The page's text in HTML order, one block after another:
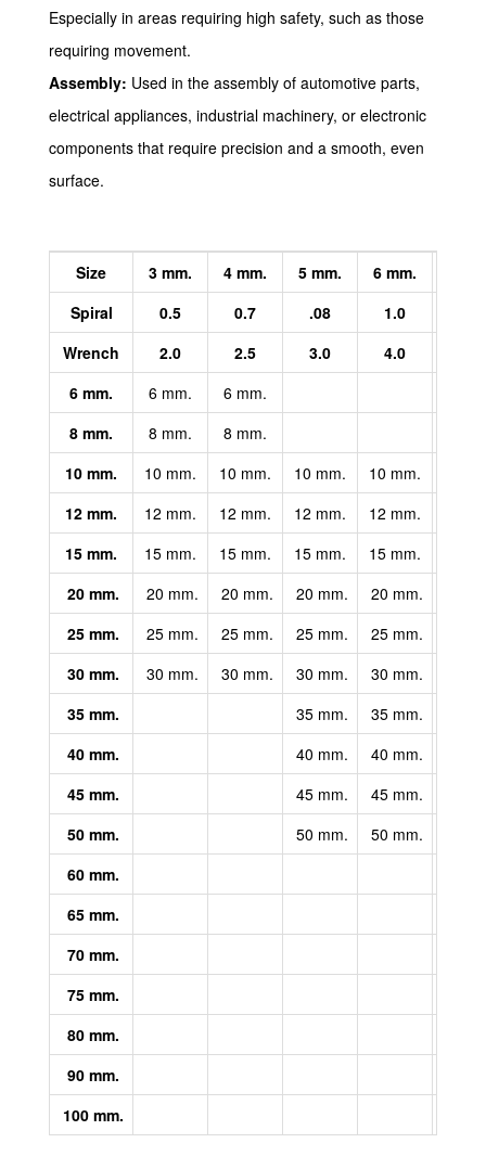
Especially in areas requiring high safety, such as those
requiring movement.
Assembly: Used in the assembly of automotive parts,
electrical appliances, industrial machinery, or electronic
components that require precision and a smooth, even
surface.
Size 3 mm. 4 mm. 5 mm. 6 mm.
Spiral
0.5 0.7 .08 1.0
Wrench
2.0 2.5 3.0 4.0
6 mm.
6 mm.
6 mm.
8 mm.
8 mm.
8 mm.
10 mm.
10 mm. 10 mm. 10 mm.
10 mm.
12 mm.
12 mm. 12 mm. 12 mm.
12 mm.
15 mm.
15 mm. 15 mm. 15 mm. 15 mm.
20 mm.
20 mm. 20 mm. 20 mm. 20 mm.
25 mm.
25 mm. 25 mm. 25 mm. 25 mm.
30 mm.
30 mm. 30 mm. 30 mm. 30 mm.
35 mm.
35 mm. 35 mm.
40 mm.
40 mm. 40 mm.
45 mm.
45 mm. 45 mm.
50 mm.
50 mm. 50 mm.
60 mm.
65 mm.
70 mm.
75 mm.
80 mm.
90 mm.
100 mm.